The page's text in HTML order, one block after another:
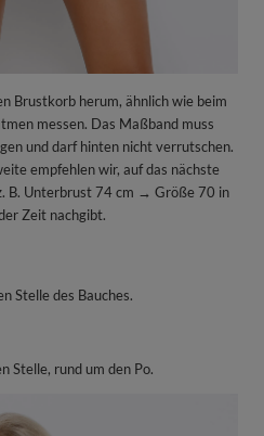
Brustkorb herum, ähnlich wie beim
messen. Das Maßband muss
und darf hinten nicht verrutschen.
empfehlen wir, auf das nächste
B. Unterbrust 74 cm → Größe 70 in
Zeit nachgibt.
Stelle des Bauches.
Stelle, rund um den Po.